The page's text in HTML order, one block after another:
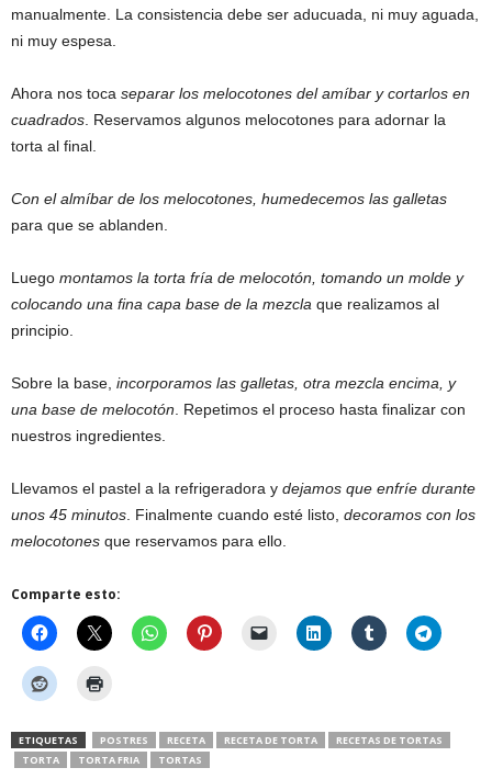
manualmente. La consistencia debe ser aducuada, ni muy aguada,
ni muy espesa.
Ahora nos toca separar los melocotones del amíbar y cortarlos en
cuadrados . Reservamos algunos melocotones para adornar la
torta al final.
Con el almíbar de los melocotones, humedecemos las galletas
para que se ablanden.
Luego montamos la torta fría de melocotón, tomando un molde y
colocando una fina capa base de la mezcla que realizamos al
principio.
Sobre la base, incorporamos las galletas, otra mezcla encima, y
una base de melocotón . Repetimos el proceso hasta finalizar con
nuestros ingredientes.
Llevamos el pastel a la refrigeradora y dejamos que enfríe durante
unos 45 minutos . Finalmente cuando esté listo, decoramos con los
melocotones que reservamos para ello.
Comparte esto:
ETIQUETAS POSTRES RECETA RECETA DE TORTA
RECETAS DE TORTAS
TORTA
TORTA FRIA TORTAS